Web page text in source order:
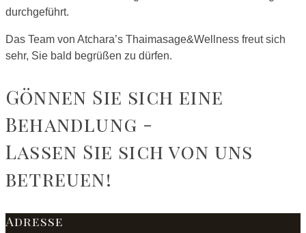
durchgeführt.
Das Team von Atchara’s Thaimasage&Wellness freut sich
sehr, Sie bald begrüßen zu dürfen.
Gönnen Sie sich eine
Behandlung -
Lassen Sie sich von uns
betreuen!
Adresse